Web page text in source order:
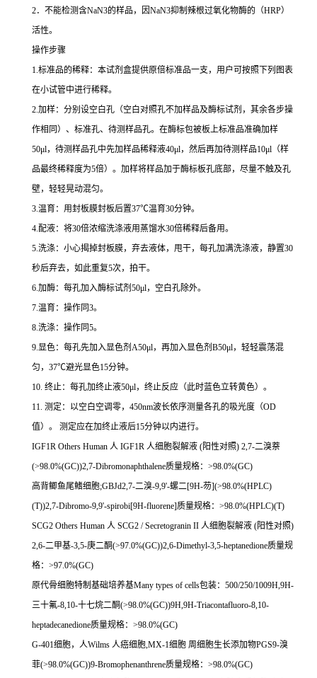
2．不能检测含NaN3的样品，因NaN3抑制辣根过氧化物酶的（HRP）
活性。
操作步骤
1.标准品的稀释：本试剂盒提供原倍标准品一支，用户可按照下列图表
在小试管中进行稀释。
2.加样：分别设空白孔（空白对照孔不加样品及酶标试剂，其余各步操
作相同）、标准孔、待测样品孔。在酶标包被板上标准品准确加样
50μl，待测样品孔中先加样品稀释液40μl，然后再加待测样品10μl （样
品最终稀释度为5倍）。加样将样品加于酶标板孔底部，尽量不触及孔
壁，轻轻晃动混匀。
3.温育：用封板膜封板后置37℃温育30分钟。
4.配液：将30倍浓缩洗涤液用蒸馏水30倍稀释后备用。
5.洗涤：小心揭掉封板膜，弃去液体，甩干，每孔加满洗涤液，静置30
秒后弃去，如此重复5次，拍干。
6.加酶：每孔加入酶标试剂 50μl，空白孔除外。
7.温育：操作同 3。
8.洗涤：操作同 5。
9.显色：每孔先加入显色剂 A50μl，再加入显色剂 B50μl，轻轻震荡混
匀， 37℃避光显色15分钟。
10. 终止：每孔加终止液50μl，终止反应（此时蓝色立转黄色）。
11. 测定：以空白空调零， 450nm波长依序测量各孔的吸光度（OD
值）。
测定应在加终止液后15分钟以内进行。
IGF1R Others Human 人 IGF1R 人细胞裂解液 (阳性对照) 2,7-二溴萘
(>98.0%(GC))2,7-Dibromonaphthalene质量规格： >98.0%(GC)
高背鲫鱼尾鳍细胞;GBJd2,7-二溴-9,9'-螺二[9H-芴](>98.0%(HPLC)
(T))2,7-Dibromo-9,9'-spirobi[9H-fluorene]质量规格： >98.0%(HPLC)(T)
SCG2 Others Human 人 SCG2 / Secretogranin II 人细胞裂解液 (阳性对照)
2,6-二甲基-3,5-庚二酮(>97.0%(GC))2,6-Dimethyl-3,5-heptanedione质量规
格： >97.0%(GC)
原代骨细胞特制基础培养基Many types of cells包装： 500/250/1009H,9H-
三十氟-8,10-十七烷二酮(>98.0%(GC))9H,9H-Triacontafluoro-8,10-
heptadecanedione质量规格： >98.0%(GC)
G-401细胞，人Wilms 人癌细胞,MX-1细胞 周细胞生长添加物PGS9-溴
菲(>98.0%(GC))9-Bromophenanthrene质量规格： >98.0%(GC)